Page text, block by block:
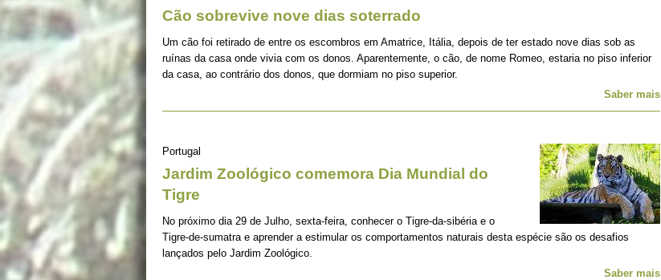
Cão sobrevive nove dias soterrado
Um cão foi retirado de entre os escombros em Amatrice, Itália, depois de ter estado nove dias sob as
ruínas da casa onde vivia com os donos. Aparentemente, o cão, de nome Romeo, estaria no piso inferior
da casa, ao contrário dos donos, que dormiam no piso superior.
Saber mais
Portugal
Jardim Zoológico comemora Dia Mundial do
Tigre
No próximo dia 29 de Julho, sexta-feira, conhecer o Tigre-da-sibéria e o
Tigre-de-sumatra e aprender a estimular os comportamentos naturais desta espécie são os desafios
lançados pelo Jardim Zoológico.
Saber mais